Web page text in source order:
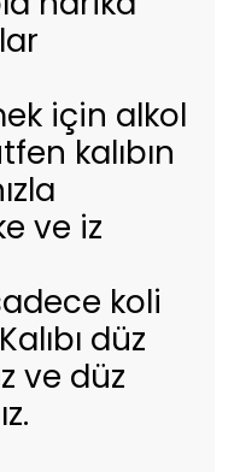
için alkol
kalıbın
ve iz
koli
düz
ve düz